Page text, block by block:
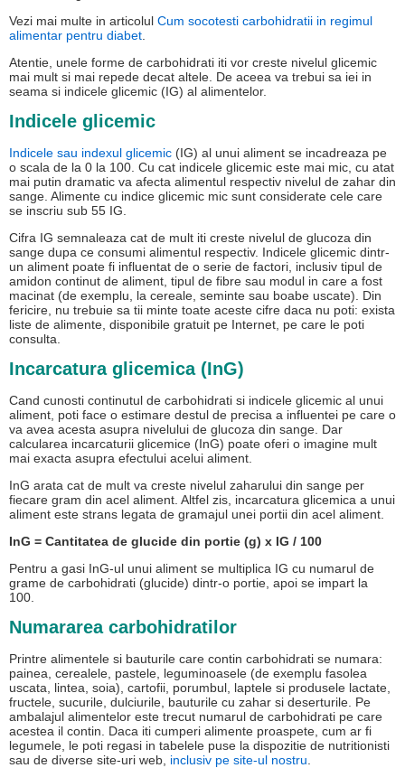
Vezi mai multe in articolul Cum socotesti carbohidratii in regimul
alimentar pentru diabet
Atentie, unele forme de carbohidrati iti vor creste nivelul glicemic
mai mult si mai repede decat altele. De aceea va trebui sa iei in
seama si indicele glicemic (IG) al alimentelor.
Indicele glicemic
Indicele sau indexul glicemic (IG) al unui aliment se incadreaza pe
o scala de la 0 la 100. Cu cat indicele glicemic este mai mic, cu atat
mai putin dramatic va afecta alimentul respectiv nivelul de zahar din
sange. Alimente cu indice glicemic mic sunt considerate cele care
se inscriu sub 55 IG.
Cifra IG semnaleaza cat de mult iti creste nivelul de glucoza din
sange dupa ce consumi alimentul respectiv. Indicele glicemic dintr-
un aliment poate fi influentat de o serie de factori, inclusiv tipul de
amidon continut de aliment, tipul de fibre sau modul in care a fost
macinat (de exemplu, la cereale, seminte sau boabe uscate). Din
fericire, nu trebuie sa tii minte toate aceste cifre daca nu poti: exista
liste de alimente, disponibile gratuit pe Internet, pe care le poti
consulta.
Incarcatura glicemica (InG)
Cand cunosti continutul de carbohidrati si indicele glicemic al unui
aliment, poti face o estimare destul de precisa a influentei pe care o
va avea acesta asupra nivelului de glucoza din sange. Dar
calcularea incarcaturii glicemice (InG) poate oferi o imagine mult
mai exacta asupra efectului acelui aliment.
InG arata cat de mult va creste nivelul zaharului din sange per
fiecare gram din acel aliment. Altfel zis, incarcatura glicemica a unui
aliment este strans legata de gramajul unei portii din acel aliment.
InG = Cantitatea de glucide din portie (g) x IG / 100
Pentru a gasi InG-ul unui aliment se multiplica IG cu numarul de
grame de carbohidrati (glucide) dintr-o portie, apoi se impart la
100.
Numararea carbohidratilor
Printre alimentele si bauturile care contin carbohidrati se numara:
painea, cerealele, pastele, leguminoasele (de exemplu fasolea
uscata, lintea, soia), cartofii, porumbul, laptele si produsele lactate,
fructele, sucurile, dulciurile, bauturile cu zahar si deserturile. Pe
ambalajul alimentelor este trecut numarul de carbohidrati pe care
acestea il contin. Daca iti cumperi alimente proaspete, cum ar fi
legumele, le poti regasi in tabelele puse la dispozitie de nutritionisti
sau de diverse site-uri web, inclusiv pe site-ul nostru